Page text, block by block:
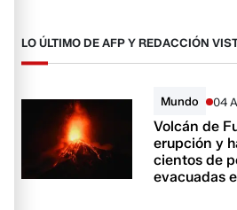
LO ÚLTIMO DE AFP Y REDACCIÓN
Mundo 04
Volcán de
erupción y
cientos de
evacuadas